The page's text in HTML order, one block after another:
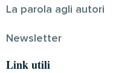
La parola agli autori
Newsletter
Link utili